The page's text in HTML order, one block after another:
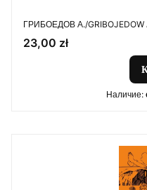
ПРОИЗВОДИТЕЛЬ
ГРИБОЕДОВ А./GRIBOJEDOW
Цена
23,00 zł
Наличие: